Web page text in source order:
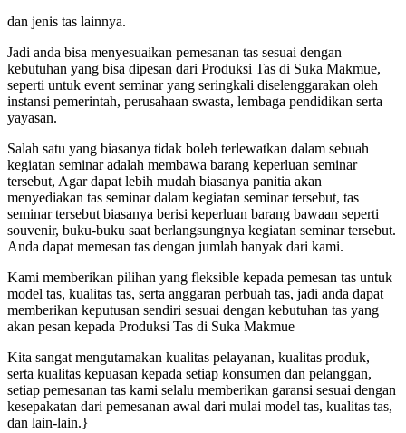
dan jenis tas lainnya.
Jadi anda bisa menyesuaikan pemesanan tas sesuai dengan
kebutuhan yang bisa dipesan dari Produksi Tas di Suka Makmue,
seperti untuk event seminar yang seringkali diselenggarakan oleh
instansi pemerintah, perusahaan swasta, lembaga pendidikan serta
yayasan.
Salah satu yang biasanya tidak boleh terlewatkan dalam sebuah
kegiatan seminar adalah membawa barang keperluan seminar
tersebut, Agar dapat lebih mudah biasanya panitia akan
menyediakan tas seminar dalam kegiatan seminar tersebut, tas
seminar tersebut biasanya berisi keperluan barang bawaan seperti
souvenir, buku-buku saat berlangsungnya kegiatan seminar tersebut.
Anda dapat memesan tas dengan jumlah banyak dari kami.
Kami memberikan pilihan yang fleksible kepada pemesan tas untuk
model tas, kualitas tas, serta anggaran perbuah tas, jadi anda dapat
memberikan keputusan sendiri sesuai dengan kebutuhan tas yang
akan pesan kepada Produksi Tas di Suka Makmue
Kita sangat mengutamakan kualitas pelayanan, kualitas produk,
serta kualitas kepuasan kepada setiap konsumen dan pelanggan,
setiap pemesanan tas kami selalu memberikan garansi sesuai dengan
kesepakatan dari pemesanan awal dari mulai model tas, kualitas tas,
dan lain-lain.}